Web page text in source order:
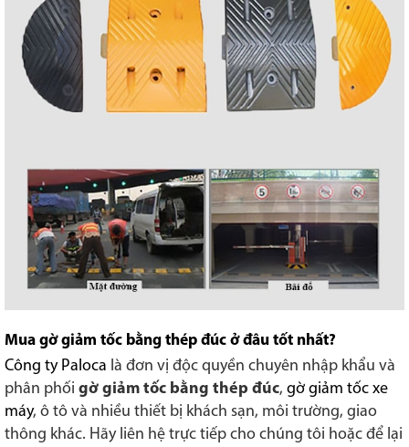
Mua gờ giảm tốc bằng thép đúc ở đâu tốt nhất?
Công ty Paloca là đơn vị độc quyền chuyên nhập khẩu và
phân phối gờ giảm tốc bằng thép đúc, gờ giảm tốc xe
máy, ô tô và nhiều thiết bị khách sạn, môi trường, giao
thông khác. Hãy liên hệ trực tiếp cho chúng tôi hoặc để lại